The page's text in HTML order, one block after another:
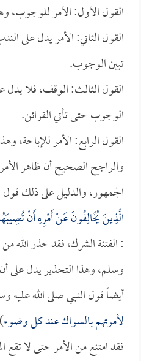
القول الأول: الأمر للوجوب،
القول الثاني: الأمر يدل على
تبين الوجوب.
القول الثالث: الوقف، فلا
الوجوب حتى تأتي القرائن.
القول الرابع: الأمر للإباحة،
والراجح الصحيح أن ظاهر
الجمهور، والدليل على ذلك
الَّذِينَ يُخَالِفُونَ عَنْ أَمْرِهِ أَنْ
: الفتنة الشرك، فقد حذر الله من
وسلم، وهذا التحذير يدل على
أيضاً قول النبي صلى الله عليه
لأمرتهم بالسواك عند كل وضوء
فقد امتنع من الأمر حتى لا تقع